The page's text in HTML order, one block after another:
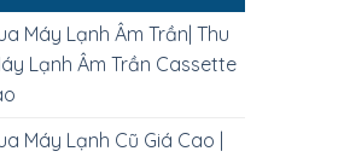
Máy Lạnh Âm Trần| Thu
Lạnh Âm Trần Cassette
Máy Lạnh Cũ Giá Cao |